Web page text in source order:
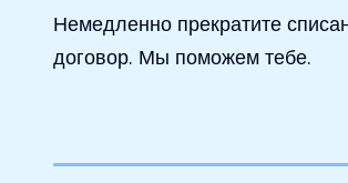
Немедленно прекратите
договор. Мы поможем тебе.